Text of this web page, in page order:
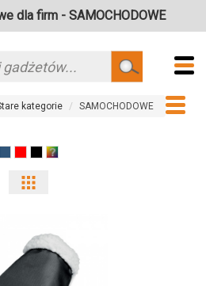
dla firm - SAMOCHODOWE
Szukaj
kategorie SAMOCHODOWE
i
ilości